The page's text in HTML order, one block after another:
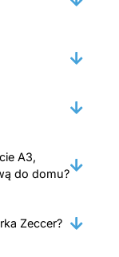
A3,
do domu?
Zeccer?